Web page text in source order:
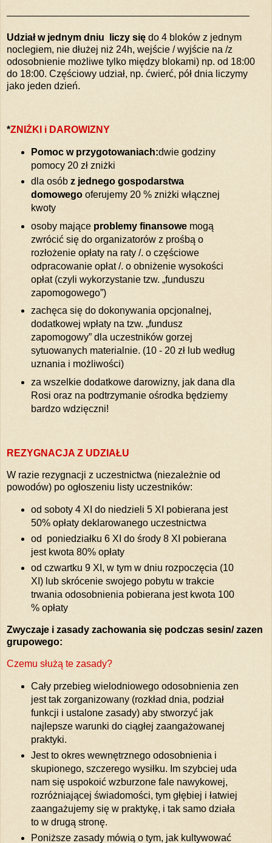
—————————————————————————
Udział w jednym dniu liczy się do 4 bloków z jednym
noclegiem, nie dłużej niż 24h, wejście / wyjście na /z
odosobnienie możliwe tylko między blokami) np. od 18:00
do 18:00. Częściowy udział, np. ćwierć, pół dnia liczymy
jako jeden dzień.
*ZNIŻKI i DAROWIZNY
Pomoc w przygotowaniach:dwie godziny
pomocy 20 zł zniżki
dla osób z jednego gospodarstwa
domowegooferujemy 20 % zniżki włącznej
kwoty
osoby mająceproblemy finansowemogą
zwrócić się do organizatorów z prośbą o
rozłożenie opłaty na raty /. o częściowe
odpracowanie opłat /. o obniżenie wysokości
opłat (czyli wykorzystanie tzw. „funduszu
zapomogowego”)
zachęca się do dokonywania opcjonalnej,
dodatkowej wpłaty na tzw. „fundusz
zapomogowy” dla uczestników gorzej
sytuowanych materialnie. (10 - 20 zł lub według
uznania i możliwości)
za wszelkie dodatkowe darowizny, jak dana dla
Rosi oraz na podtrzymanie ośrodka będziemy
bardzo wdzięczni!
REZYGNACJA Z UDZIAŁU
W razie rezygnacji z uczestnictwa (niezależnie od
powodów) po ogłoszeniu listy uczestników:
od soboty 4 XI do niedzieli 5 XI pobierana jest
50% opłaty deklarowanego uczestnictwa
od poniedziałku 6 XI do środy 8 XI pobierana
jest kwota 80% opłaty
od czwartku 9 XI, w tym w dniu rozpoczęcia (10
XI) lub skrócenie swojego pobytu w trakcie
trwania odosobnienia pobierana jest kwota 100
% opłaty
Zwyczaje i zasady zachowania się podczas sesin/ zazen
grupowego:
Czemu służą te zasady?
Cały przebieg wielodniowego odosobnienia zen
jest tak zorganizowany (rozkład dnia, podział
funkcji i ustalone zasady) aby stworzyć jak
najlepsze warunki do ciągłej zaangażowanej
praktyki.
Jest to okres wewnętrznego odosobnienia i
skupionego, szczerego wysiłku. Im szybciej uda
nam się uspokoić wzburzone fale nawykowej,
rozróżniającej świadomości, tym głębiej i łatwiej
zaangażujemy się w praktykę, i tak samo działa
to w drugą stronę.
Poniższe zasady mówią o tym, jak kultywować